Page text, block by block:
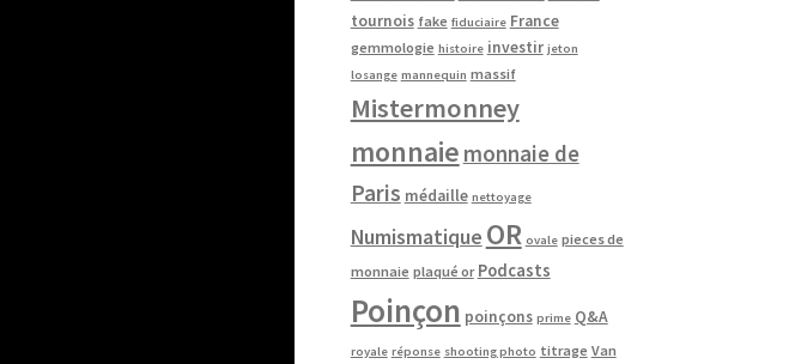
tournois fake fiduciaire France
gemmologie histoire investir jeton
losange mannequin massif
Mistermonney
monnaie monnaie de
Paris médaille nettoyage
Numismatique OR ovale pieces de
monnaie plaqué or Podcasts
Poinçon poinçons prime Q&A
royale réponse shooting photo titrage Van